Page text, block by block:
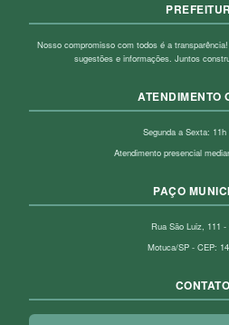
Nosso compromisso com todos é a
sugestões e informações. Juntos
ATENDIMENTO
Segunda a Sexta: 11h
Atendimento presencial
PAÇO
Rua São Luiz, 111 -
Motuca/SP - CEP:
CONTATO